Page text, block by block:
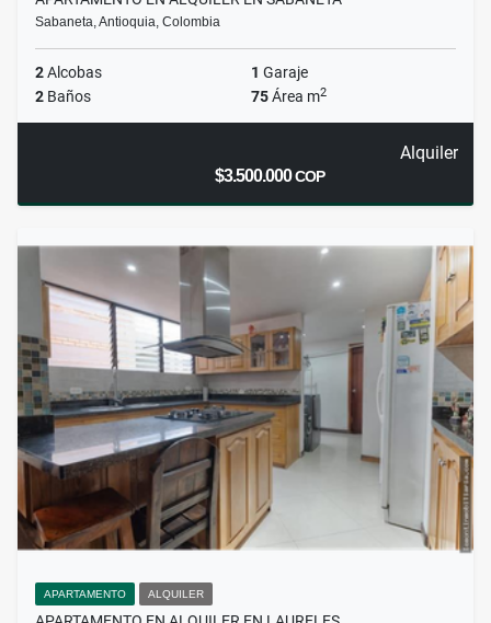
Sabaneta, Antioquia, Colombia
2Alcobas 1 Garaje
2 Baños 75Área m2
Alquiler
$3.500.000COP
APARTAMENTO ALQUILER